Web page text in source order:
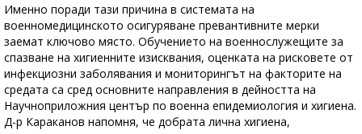
Именно поради тази причина в системата на
военномедицинското осигуряване превантивните мерки
заемат ключово място. Обучението на военнослужещите за
спазване на хигиенните изисквания, оценката на рисковете от
инфекциозни заболявания и мониторингът на факторите на
средата са сред основните направления в дейността на
Научноприложния център по военна епидемиология и хигиена.
Д-р Караканов напомня, че добрата лична хигиена,